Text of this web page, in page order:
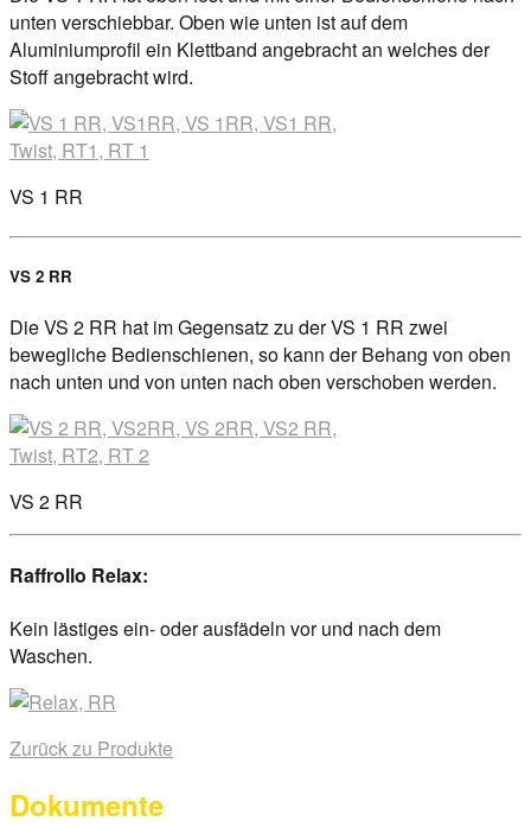
unten verschiebbar. Oben wie unten ist auf dem
Aluminiumprofil ein Klettband angebracht an welches der
Stoff angebracht wird.
VS 1 RR
VS 2 RR
Die VS 2 RR hat im Gegensatz zu der VS 1 RR zwei
bewegliche Bedienschienen, so kann der Behang von oben
nach unten und von unten nach oben verschoben werden.
VS 2 RR
Raffrollo Relax:
Kein lästiges ein- oder ausfädeln vor und nach dem
Waschen.
Zurück zu Produkte
Dokumente